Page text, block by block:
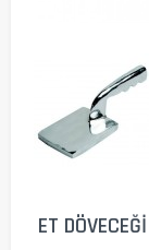
ET